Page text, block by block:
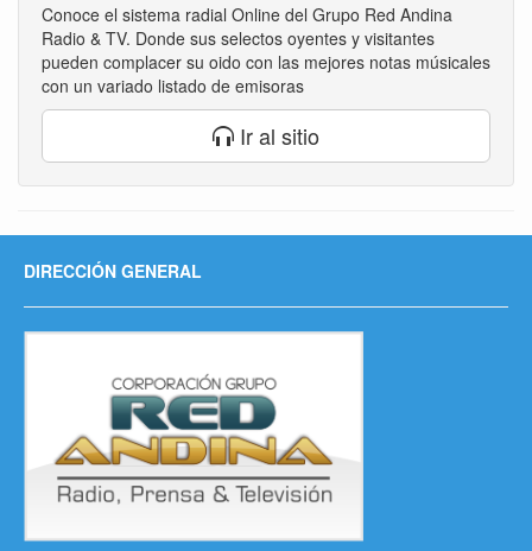
Conoce el sistema radial Online del Grupo Red Andina
Radio & TV. Donde sus selectos oyentes y visitantes
pueden complacer su oido con las mejores notas músicales
con un variado listado de emisoras
Ir al sitio
DIRECCIÓN GENERAL